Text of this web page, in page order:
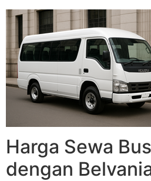
Harga Sewa
dengan